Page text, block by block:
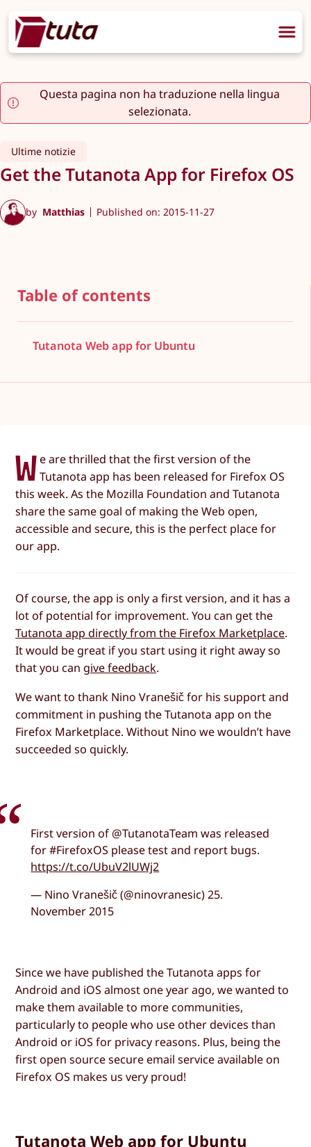
Questa pagina non ha traduzione nella lingua
selezionata.
Ultime notizie
Get the Tutanota App for Firefox OS
by Matthias Published on: 2015-11-27
Table of contents
Tutanota Web app for Ubuntu
W e are thrilled that the first version of the
Tutanota app has been released for Firefox OS
this week. As the Mozilla Foundation and Tutanota
share the same goal of making the Web open,
accessible and secure, this is the perfect place for
our app.
Of course, the app is only a first version, and it has a
lot of potential for improvement. You can get the
Tutanota app directly from the Firefox Marketplace.
It would be great if you start using it right away so
that you can give feedback.
We want to thank Nino Vranešič for his support and
commitment in pushing the Tutanota app on the
Firefox Marketplace. Without Nino we wouldn’t have
succeeded so quickly.
First version of @TutanotaTeam was released
for #FirefoxOS please test and report bugs.
https://t.co/UbuV2lUWj2
— Nino Vranešič (@ninovranesic) 25.
November 2015
Since we have published the Tutanota apps for
Android and iOS almost one year ago, we wanted to
make them available to more communities,
particularly to people who use other devices than
Android or iOS for privacy reasons. Plus, being the
first open source secure email service available on
Firefox OS makes us very proud!
Tutanota Web app for Ubuntu